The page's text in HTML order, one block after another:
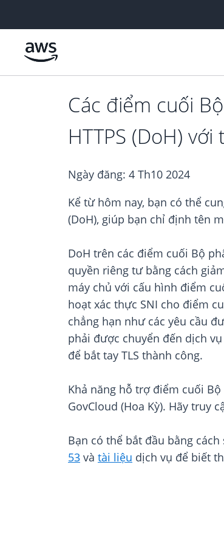
Các điểm cuối
HTTPS (DoH)
Ngày đăng: 4 Th10 2024
Kể từ hôm nay, bạn có thể
(DoH), giúp bạn chỉ định tên
DoH trên các điểm cuối Bộ
quyền riêng tư bằng cách
máy chủ với cấu hình điểm
hoạt xác thực SNI cho điểm
chẳng hạn như các yêu cầu
phải được chuyển đến dịch vụ
để bắt tay TLS thành công.
Khả năng hỗ trợ điểm cuối Bộ
GovCloud (Hoa Kỳ). Hãy truy
Bạn có thể bắt đầu bằng cách
53 và tài liệu dịch vụ để biết